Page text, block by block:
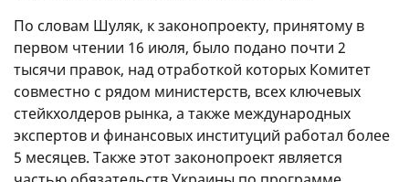
По словам Шуляк, к законопроекту, принятому в
первом чтении 16 июля, было подано почти 2
тысячи правок, над отработкой которых Комитет
совместно с рядом министерств, всех ключевых
стейкхолдеров рынка, а также международных
экспертов и финансовых институций работал более
5 месяцев. Также этот законопроект является